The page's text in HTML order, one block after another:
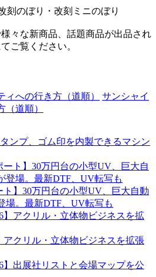
のぼり・改刻ミニのぼり
々な新商品、話題商品が出品され
ご覧ください。
サンシャイ
（道順）
ンプ、ゴム印を内製できるマシン
ト】30万円台の小型UV、巨大自動
場。最新DTF、UV転写も
アクリル・立体物ビジネスを拡張